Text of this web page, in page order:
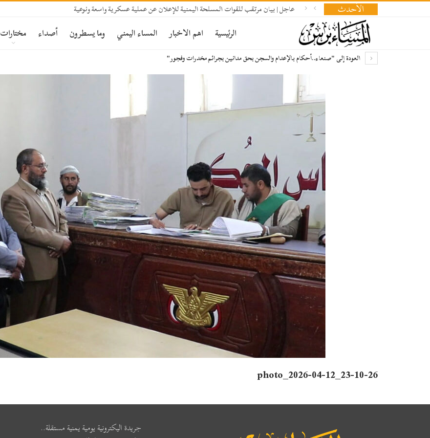
الأحدث عاجل | بيان مرتقب للقوات المسلحة اليمنية للإعلان عن عملية عسكرية واسعة ونوعية
الرئيسية اهم الاخبار المساء اليمني وما يسطرون أصداء مختارات
العودة إلى "صنعاء..أحكام بالإعدام والسجن بحق مدانين بجرائم مخدرات وفجور"
photo_2026-04-12_23-10-26
جريدة اليكترونية يومية يمنية مستقلة..